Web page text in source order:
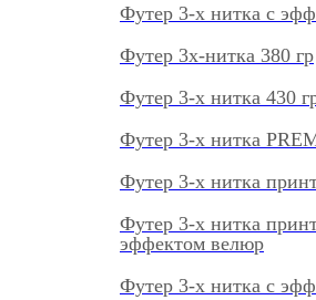
Футер 3-х нитка с
Футер 3х-нитка 380 гр
Футер 3-х нитка 430
Футер 3-х нитка
Футер 3-х нитка
Футер 3-х нитка
эффектом велюр
Футер 3-х нитка с